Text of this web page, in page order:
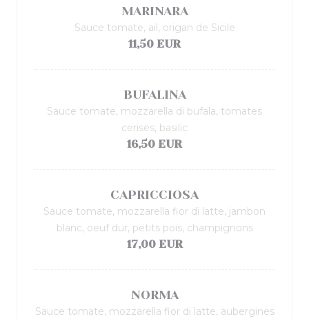
MARINARA
Sauce tomate, ail, origan de Sicile
11,50 EUR
BUFALINA
Sauce tomate, mozzarella di bufala, tomates
cerises, basilic
16,50 EUR
CAPRICCIOSA
Sauce tomate, mozzarella fior di latte, jambon
blanc, oeuf dur, petits pois, champignons
17,00 EUR
NORMA
Sauce tomate, mozzarella fior di latte, aubergines